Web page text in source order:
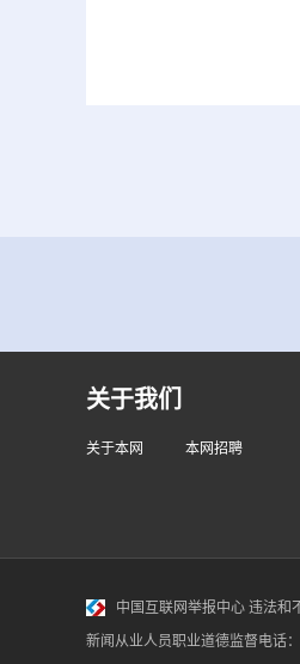
关于我们
关于本网 本网招聘
中国互联网举报中心 违法和
新闻从业人员职业道德监督电话